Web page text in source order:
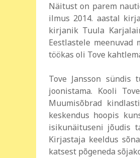
Näitust on parem
ilmus 2014. aastal
kirjanik Tuula
Eestlastele meenuvad
töökas oli Tove
Tove Jansson
joonistama. Kooli
Muumisõbrad
keskendus hoopis
isikunäituseni jõudis
Kirjastaja keeldus
katsest põgeneda